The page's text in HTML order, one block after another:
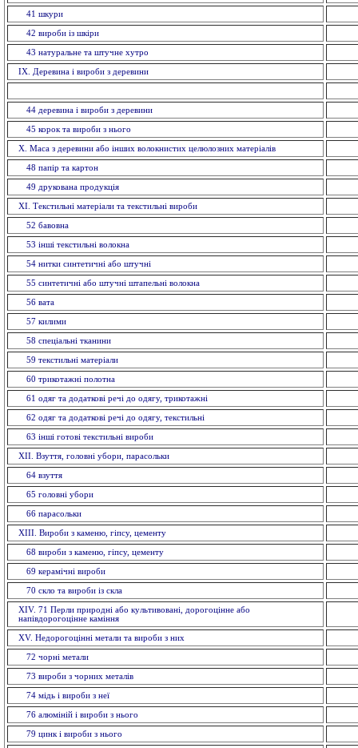
41 шкури
42 вироби із шкiри
43 натуральне та штучне хутро
IX. Деревина і вироби з деревини
44 деревина і вироби з деревини
45 корок та вироби з нього
X. Маса з деревини або інших волокнистих целюлозних матеріалів
48 папiр та картон
49 друкована продукція
ХI. Текстильні матеріали та текстильні вироби
52 бавовна
53 інші текстильні волокна
54 нитки синтетичні або штучні
55 синтетичні або штучні штапельнi волокна
56 вата
57 килими
58 спецiальнi тканини
59 текстильнi матерiали
60 трикотажні полотна
61 одяг та додаткові речі до одягу, трикотажні
62 одяг та додаткові речі до одягу, текстильні
63 іншi готовi текстильні вироби
XII. Взуття, головнi убори, парасольки
64 взуття
65 головнi убори
66 парасольки
XIII. Вироби з каменю, гіпсу, цементу
68 вироби з каменю, гiпсу, цементу
69 керамiчнi вироби
70 скло та вироби із cкла
ХІV. 71 Перли природні або культивовані, дорогоцінне або
напівдорогоцінне каміння
XV. Недорогоцінні метали та вироби з них
72 чорнi метали
73 вироби з чорних металiв
74 мiдь i вироби з неї
76 алюмiнiй i вироби з нього
79 цинк і вироби з нього